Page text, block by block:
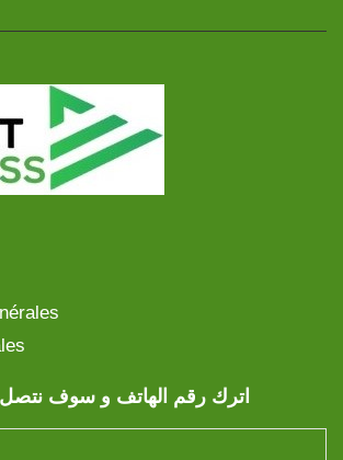
اترك رقم الهاتف و سوف